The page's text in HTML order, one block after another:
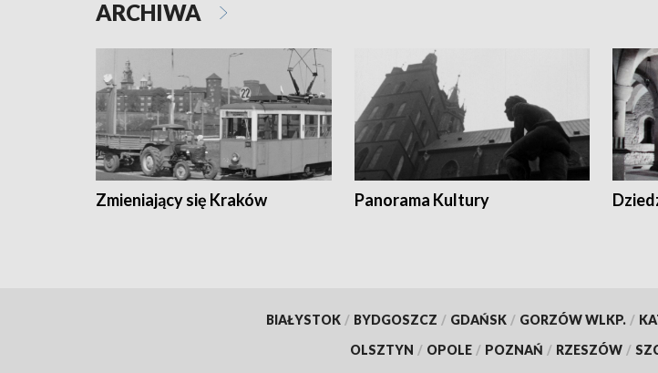
ARCHIWA
Zmieniający się Kraków Panorama Kultury
BIAŁYSTOK / BYDGOSZCZ / GDAŃSK / GORZÓW WLKP. /
OLSZTYN / OPOLE / POZNAŃ / RZESZÓW /